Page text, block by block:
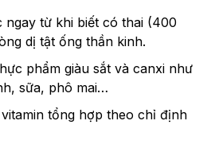
ngay từ khi biết có thai (400
dị tật ống thần kinh.
phẩm giàu sắt và canxi như
sữa, phô mai…
tổng hợp theo chỉ định